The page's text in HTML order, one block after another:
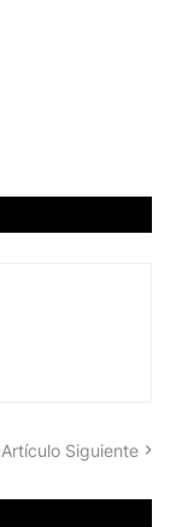
Artículo Siguiente